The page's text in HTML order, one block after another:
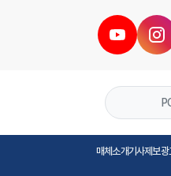
매체소개기사제보광